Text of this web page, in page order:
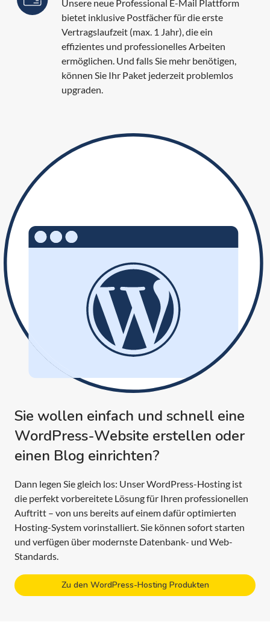
Unsere neue Professional E-Mail Plattform
bietet inklusive Postfächer für die erste
Vertragslaufzeit (max. 1 Jahr), die ein
effizientes und professionelles Arbeiten
ermöglichen. Und falls Sie mehr benötigen,
können Sie Ihr Paket jederzeit problemlos
upgraden.
Sie wollen einfach und schnell eine
WordPress-Website erstellen oder
einen Blog einrichten?
Dann legen Sie gleich los: Unser WordPress-Hosting ist
die perfekt vorbereitete Lösung für Ihren professionellen
Auftritt – von uns bereits auf einem dafür optimierten
Hosting-System vorinstalliert. Sie können sofort starten
und verfügen über modernste Datenbank- und Web-
Standards.
Zu den WordPress-Hosting Produkten